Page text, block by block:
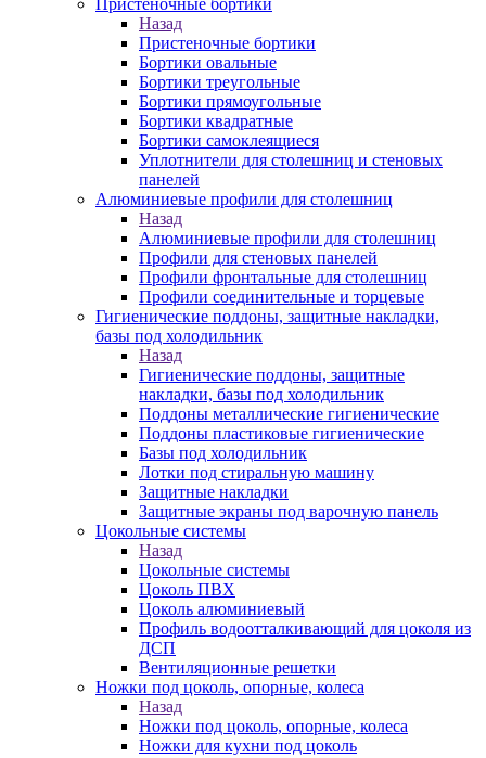
Пристеночные бортики
Назад
Пристеночные бортики
Бортики овальные
Бортики треугольные
Бортики прямоугольные
Бортики квадратные
Бортики самоклеящиеся
Уплотнители для столешниц и стеновых
панелей
Алюминиевые профили для столешниц
Назад
Алюминиевые профили для столешниц
Профили для стеновых панелей
Профили фронтальные для столешниц
Профили соединительные и торцевые
Гигиенические поддоны, защитные накладки,
базы под холодильник
Назад
Гигиенические поддоны, защитные
накладки, базы под холодильник
Поддоны металлические гигиенические
Поддоны пластиковые гигиенические
Базы под холодильник
Лотки под стиральную машину
Защитные накладки
Защитные экраны под варочную панель
Цокольные системы
Назад
Цокольные системы
Цоколь ПВХ
Цоколь алюминиевый
Профиль водоотталкивающий для цоколя из
ДСП
Вентиляционные решетки
Ножки под цоколь, опорные, колеса
Назад
Ножки под цоколь, опорные, колеса
Ножки для кухни под цоколь